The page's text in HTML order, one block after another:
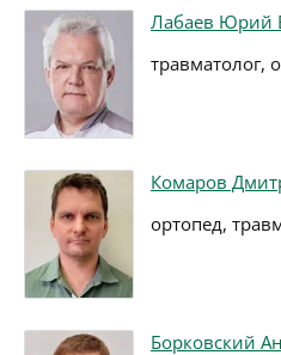
Лабаев Юрий
травматолог,
Комаров
ортопед,
Борковский